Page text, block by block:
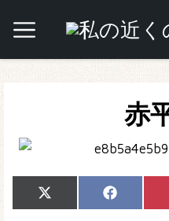
赤
Share
on
X
(Twitter)
Share
on